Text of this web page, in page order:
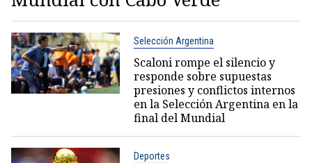
Selección Argentina
Scaloni rompe el silencio y
responde sobre supuestas
presiones y conflictos internos
en la Selección Argentina en la
final del Mundial
Deportes